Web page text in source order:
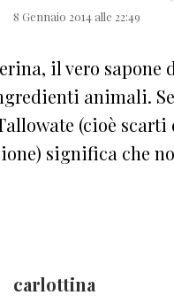
8 Gennaio 2014 alle 22:49
il vero sapone
animali.
(cioè scarti
significa che
carlottina